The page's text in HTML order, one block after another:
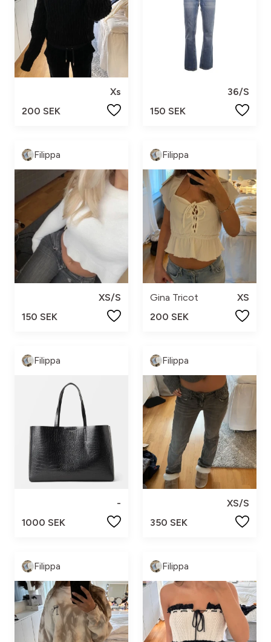
Xs
200 SEK
36/S
150 SEK
Filippa
XS/S
150 SEK
Filippa
Gina Tricot
XS
200 SEK
Filippa
-
1000 SEK
Filippa
XS/S
350 SEK
Filippa Filippa